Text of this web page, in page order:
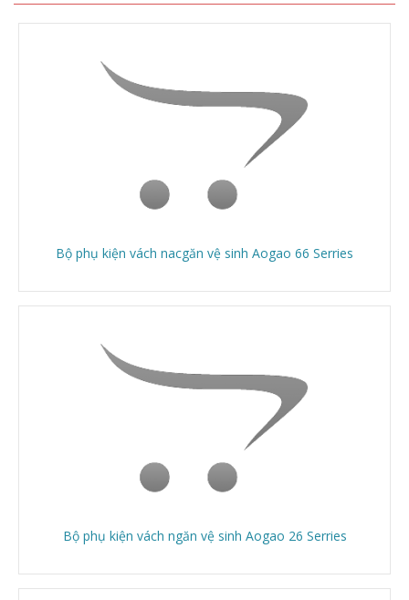
Bộ phụ kiện vách nacgăn vệ sinh Aogao 66 Serries
Bộ phụ kiện vách ngăn vệ sinh Aogao 26 Serries